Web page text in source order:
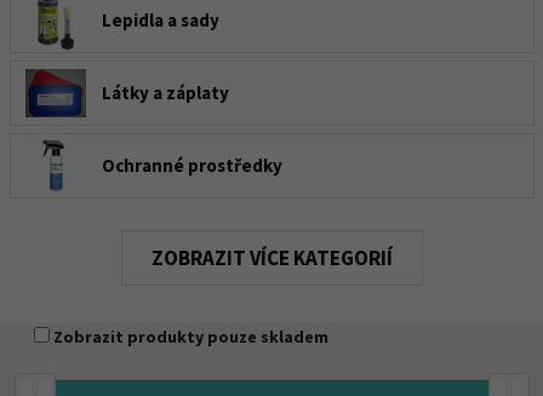
Lepidla a sady
Látky a záplaty
Ochranné prostředky
Kormidla
KATEGORIÍ
Zobrazit produkty pouze skladem